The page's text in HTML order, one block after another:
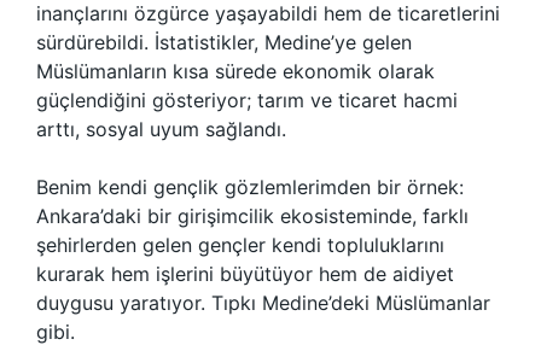
inançlarını özgürce yaşayabildi hem de ticaretlerini
sürdürebildi. İstatistikler, Medine’ye gelen
Müslümanların kısa sürede ekonomik olarak
güçlendiğini gösteriyor; tarım ve ticaret hacmi
arttı, sosyal uyum sağlandı.
Benim kendi gençlik gözlemlerimden bir örnek:
Ankara’daki bir girişimcilik ekosisteminde, farklı
şehirlerden gelen gençler kendi topluluklarını
kurarak hem işlerini büyütüyor hem de aidiyet
duygusu yaratıyor. Tıpkı Medine’deki Müslümanlar
gibi.